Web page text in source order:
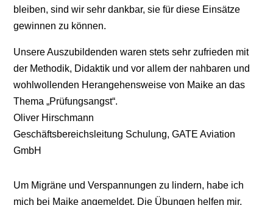
bleiben, sind wir sehr dankbar, sie für diese Einsätze
gewinnen zu können.
Unsere Auszubildenden waren stets sehr zufrieden mit
der Methodik, Didaktik und vor allem der nahbaren und
wohlwollenden Herangehensweise von Maike an das
Thema „Prüfungsangst“.
Oliver Hirschmann
Geschäftsbereichsleitung Schulung, GATE Aviation
GmbH
Um Migräne und Verspannungen zu lindern, habe ich
mich bei Maike angemeldet. Die Übungen helfen mir,